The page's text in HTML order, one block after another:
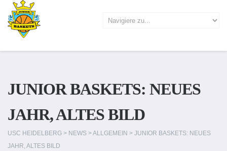
JUNIOR BASKETS: NEUES
JAHR, ALTES BILD
USC HEIDELBERG > NEWS >ALLGEMEIN > JUNIOR BASKETS: NEUES
JAHR, ALTES BILD